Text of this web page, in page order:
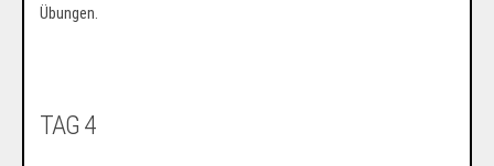
Übungen.
TAG 4